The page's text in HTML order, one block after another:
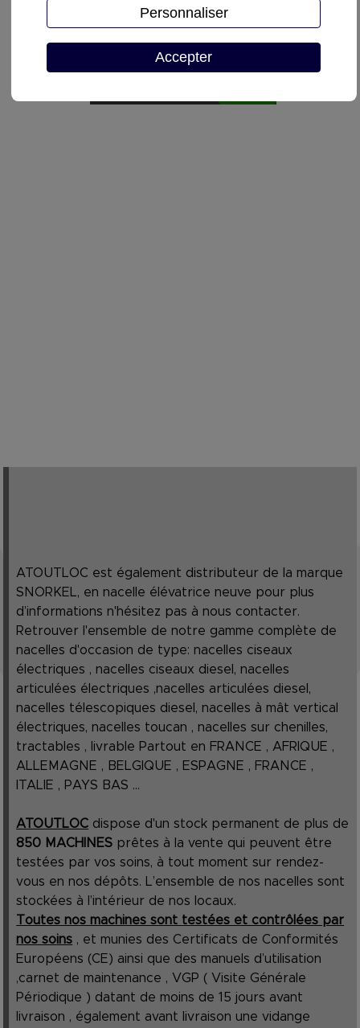
Demande de devis
ATOUTLOC est également distributeur de la marque
SNORKEL, en nacelle élévatrice neuve pour plus
d’informations n'hésitez pas à nous contacter.
Retrouver l'ensemble de notre gamme complète de
nacelles d'occasion de type: nacelles ciseaux
électriques , nacelles ciseaux diesel, nacelles
articulées électriques ,nacelles articulées diesel,
nacelles télescopiques diesel, nacelles à mât vertical
électriques, nacelles toucan , nacelles sur chenilles,
tractables , livrable Partout en FRANCE , AFRIQUE ,
ALLEMAGNE , BELGIQUE , ESPAGNE , FRANCE ,
ITALIE , PAYS BAS ...
ATOUTLOC dispose d'un stock permanent de plus de
850 MACHINES prêtes à la vente qui peuvent être
testées par vos soins, à tout moment sur rendez-
vous en nos dépôts. L’ensemble de nos nacelles sont
stockées à l’intérieur de nos locaux.
Toutes nos machines sont testées et contrôlées par
nos soins , et munies des Certificats de Conformités
Européens (CE) ainsi que des manuels d’utilisation
,carnet de maintenance , VGP ( Visite Générale
Périodique ) datant de moins de 15 jours avant
livraison , également avant livraison une vidange
Accepter
Personnaliser